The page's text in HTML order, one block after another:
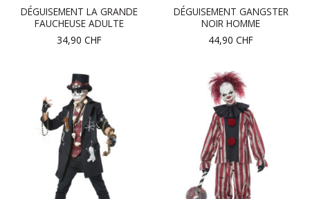
DÉGUISEMENT LA GRANDE
FAUCHEUSE ADULTE
34,90 CHF
DÉGUISEMENT GANGSTER
NOIR HOMME
44,90 CHF